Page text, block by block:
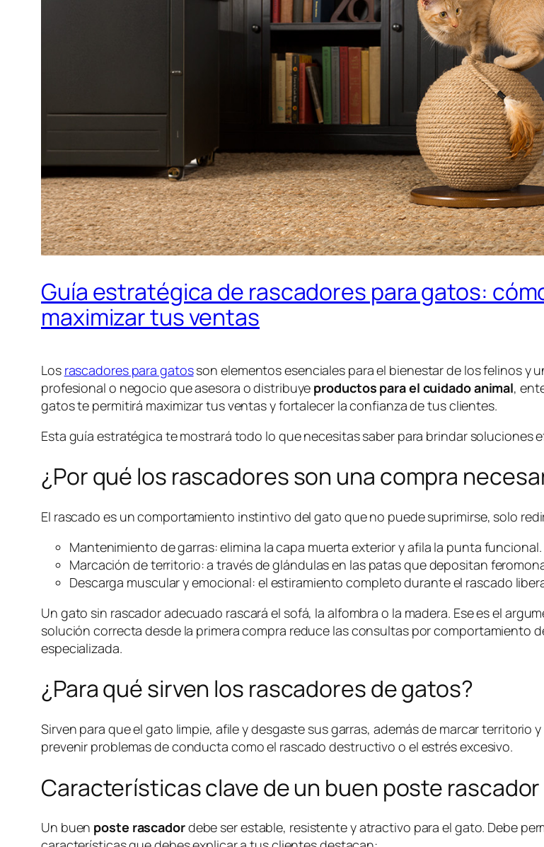
Guía estratégica de rascadores para gatos:
maximizar tus ventas
Los rascadores para gatosson elementos esenciales para el bienestar de los felinos y
profesional o negocio que asesora o distribuye productos para el cuidado animal,
gatos te permitirá maximizar tus ventas y fortalecer la confianza de tus clientes.
Esta guía estratégica te mostrará todo lo que necesitas saber para brindar soluciones
¿Por qué los rascadores son una compra
El rascado es un comportamiento instintivo del gato que no puede suprimirse, solo
Mantenimiento de garras: elimina la capa muerta exterior y afila la punta funcional.
Marcación de territorio: a través de glándulas en las patas que depositan
Descarga muscular y emocional: el estiramiento completo durante el rascado
Un gato sin rascador adecuado rascará el sofá, la alfombra o la madera. Ese es el
solución correcta desde la primera compra reduce las consultas por
especializada.
¿Para qué sirven los rascadores de gatos?
Sirven para que el gato limpie, afile y desgaste sus garras, además de marcar territorio
prevenir problemas de conducta como el rascado destructivo o el estrés excesivo.
Características clave de un buen poste
Un buen poste rascadordebe ser estable, resistente y atractivo para el gato. Debe